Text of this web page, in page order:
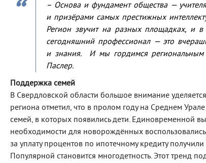
– Основа и фундамент общества —
и призёрами самых престижных
Регион звучит на разных площадках, и
сегодняшний профессионал — это
и знания. И мы гордимся региональным
Паслер.
Поддержка семей
В Свердловской области большое внимание
региона отметил, что в пролом году на Среднем
семей, в которых появились дети. Единовременной
необходимости для новорождённых
за уплату процентов по ипотечному кредиту
Популярной становится многодетность. Этот тренд